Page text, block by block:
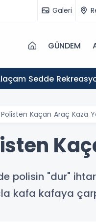
Galeri
GÜNDEM
Sedde
Kaçan Araç Kaza
polisin "dur"
kafa kafaya